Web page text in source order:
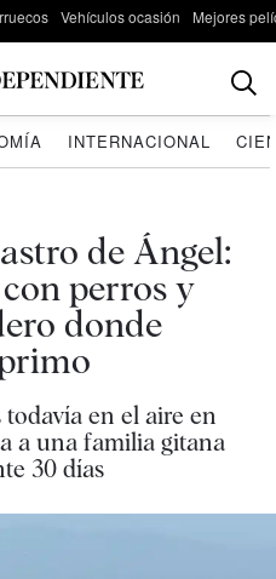
Vehículos ocasión Mejores
INTERNACIONAL
de Ángel:
perros y
donde
en el aire en
a una familia gitana
30 días